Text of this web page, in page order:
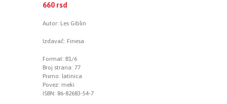
660 rsd
Autor: Les Giblin
Izdavač: Finesa
Format: B1/6
Broj strana: 77
Pismo: latinica
Povez: meki
ISBN: 86-82683-54-7